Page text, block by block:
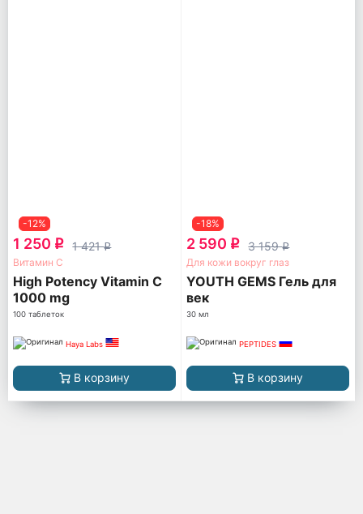
-12%
1 250 q 1 421q
Витамин С
High Potency Vitamin C
1000 mg
100 таблеток
Haya Labs
В корзину
-18%
2 590 q 3 159q
Для кожи вокруг глаз
YOUTH GEMS Гель для
век
30 мл
PEPTIDES
В корзину